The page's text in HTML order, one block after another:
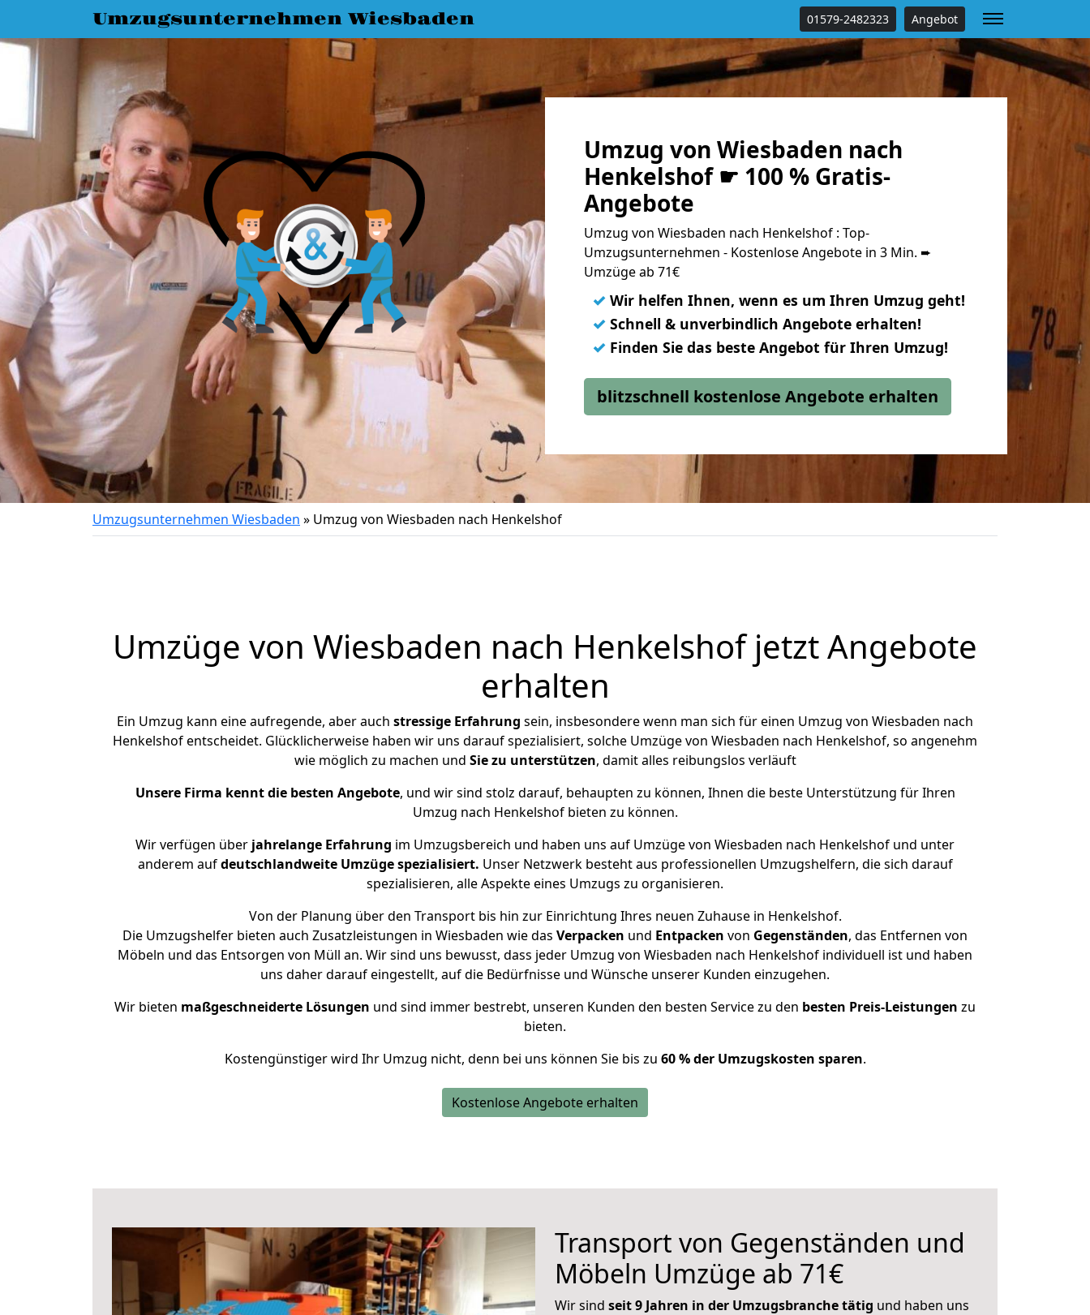
Umzugsunternehmen Wiesbaden 01579-2482323 Angebot
Umzug von Wiesbaden nach
Henkelshof ☛ 100 % Gratis-
Angebote
Umzug von Wiesbaden nach Henkelshof : Top-
Umzugsunternehmen - Kostenlose Angebote in 3 Min. ➨
Umzüge ab 71€
✓ Wir helfen Ihnen, wenn es um Ihren Umzug geht!
✓ Schnell & unverbindlich Angebote erhalten!
✓ Finden Sie das beste Angebot für Ihren Umzug!
blitzschnell kostenlose Angebote erhalten
Umzugsunternehmen Wiesbaden » Umzug von Wiesbaden nach Henkelshof
Umzüge von Wiesbaden nach Henkelshof jetzt Angebote
erhalten
Ein Umzug kann eine aufregende, aber auch stressige Erfahrung sein, insbesondere wenn man sich für einen Umzug von Wiesbaden nach
Henkelshof entscheidet. Glücklicherweise haben wir uns darauf spezialisiert, solche Umzüge von Wiesbaden nach Henkelshof, so angenehm
wie möglich zu machen und Sie zu unterstützen, damit alles reibungslos verläuft
Unsere Firma kennt die besten Angebote, und wir sind stolz darauf, behaupten zu können, Ihnen die beste Unterstützung für Ihren
Umzug nach Henkelshof bieten zu können.
Wir verfügen über jahrelange Erfahrung im Umzugsbereich und haben uns auf Umzüge von Wiesbaden nach Henkelshof und unter
anderem aufdeutschlandweite Umzüge spezialisiert. Unser Netzwerk besteht aus professionellen Umzugshelfern, die sich darauf
spezialisieren, alle Aspekte eines Umzugs zu organisieren.
Von der Planung über den Transport bis hin zur Einrichtung Ihres neuen Zuhause in Henkelshof.
Die Umzugshelfer bieten auch Zusatzleistungen in Wiesbaden wie das Verpacken und Entpacken von Gegenständen, das Entfernen von
Möbeln und das Entsorgen von Müll an. Wir sind uns bewusst, dass jeder Umzug von Wiesbaden nach Henkelshof individuell ist und haben
uns daher darauf eingestellt, auf die Bedürfnisse und Wünsche unserer Kunden einzugehen.
Wir bieten maßgeschneiderte Lösungen und sind immer bestrebt, unseren Kunden den besten Service zu den besten Preis-Leistungen zu
bieten.
Kostengünstiger wird Ihr Umzug nicht, denn bei uns können Sie bis zu 60 % der Umzugskosten sparen.
Kostenlose Angebote erhalten
Transport von Gegenständen und
Möbeln Umzüge ab 71€
Wir sind seit 9 Jahren in der Umzugsbranche tätig und haben uns